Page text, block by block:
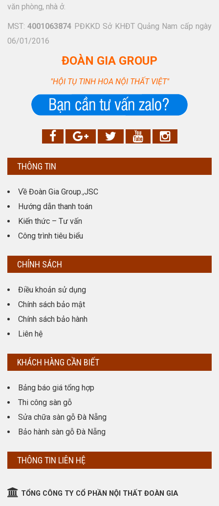
văn phòng, nhà ở.
MST:4001063874 PĐKKD Sở KHĐT Quảng Nam cấp ngày
06/01/2016
ĐOÀN GIA GROUP
"HỘI TỤ TINH HOA NỘI THẤT VIỆT"
THÔNG TIN
Về Đoàn Gia Group.,JSC
Hướng dẫn thanh toán
Kiến thức – Tư vấn
Công trình tiêu biểu
CHÍNH SÁCH
Điều khoản sử dụng
Chính sách bảo mật
Chính sách bảo hành
Liên hệ
KHÁCH HÀNG CẦN BIẾT
Bảng báo giá tổng hợp
Thi công sàn gỗ
Sửa chữa sàn gỗ Đà Nẵng
Bảo hành sàn gỗ Đà Nẵng
THÔNG TIN LIÊN HỆ
TỔNG CÔNG TY CỔ PHẦN NỘI THẤT ĐOÀN GIA